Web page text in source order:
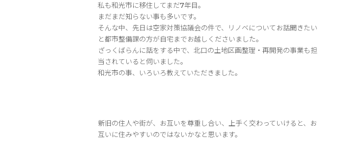
私も和光市に移住してまだ7年目。
まだまだ知らない事も多いです。
そんな中、先日は空家対策協議会の件で、リノベについてお話聞きたい
と都市整備課の方が自宅までお越しくださいました。
ざっくばらんに話をする中で、北口の土地区画整理・再開発の事業も担
当されていると伺いました。
和光市の事、いろいろ教えていただきました。
新旧の住人や街が、お互いを尊重し合い、上手く交わっていけると、お
互いに住みやすいのではないかなと思います。